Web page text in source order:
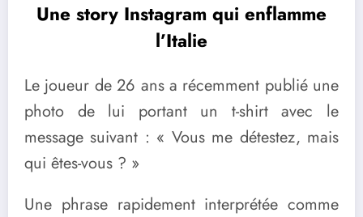
Une story Instagram qui enflamme
l’Italie
Le joueur de 26 ans a récemment publié une
photo de lui portant un t-shirt avec le
message suivant : « Vous me détestez, mais
qui êtes-vous ? »
Une phrase rapidement interprétée comme